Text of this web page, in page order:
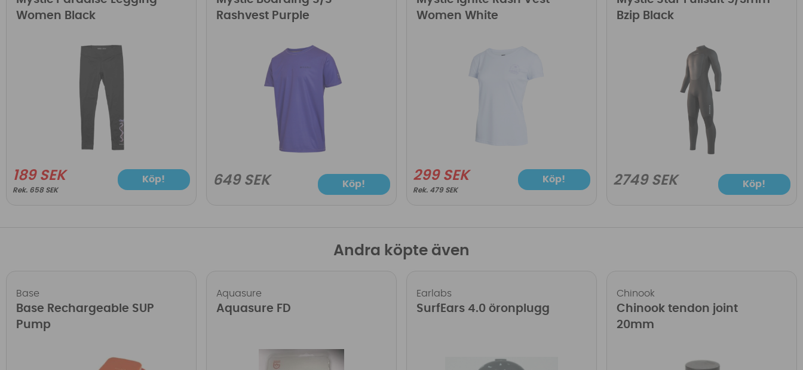
Women Black
189 SEK
658 SEK
Köp!
Rashvest Purple
649 SEK Köp!
Women White
299 SEK
479 SEK
Köp!
Bzip Black
2749 SEK Köp!
Andra köpte även
Base
Base Rechargeable SUP
Pump
Aquasure
Aquasure FD
Earlabs
SurfEars 4.0 öronplugg
Chinook
Chinook tendon joint
20mm